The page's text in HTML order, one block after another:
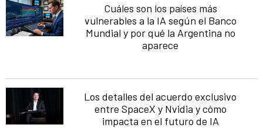
Cuáles son los países más
vulnerables a la IA según el Banco
Mundial y por qué la Argentina no
aparece
Los detalles del acuerdo exclusivo
entre SpaceX y Nvidia y cómo
impacta en el futuro de IA